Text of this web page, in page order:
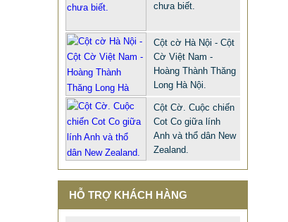
COT CO INOX TINTA. CỘT CỜ
chưa biết.
Cột cờ Hà Nội - Cột
Cờ Việt Nam -
Hoàng Thành Thăng
Long Hà Nội.
Cột Cờ. Cuộc chiến
Cot Co giữa lính
Anh và thổ dân New
Zealand.
HỖ TRỢ KHÁCH HÀNG